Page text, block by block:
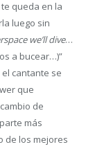
queda en la
luego sin
we’ll dive…
a bucear…)”
cantante se
que
de
más
de los mejores